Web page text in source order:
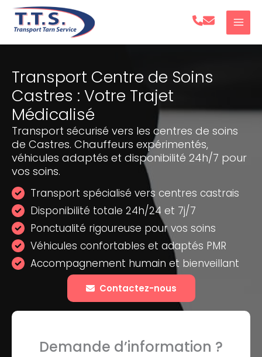
Aller
Transport Centre de Soins
Castres : Votre Trajet
Médicalisé
Transport sécurisé vers les centres de soins
de Castres. Chauffeurs expérimentés,
véhicules adaptés et disponibilité 24h/7 pour
vos soins.
Transport spécialisé vers centres castrais
Disponibilité totale 24h/24 et 7j/7
Ponctualité rigoureuse pour vos soins
Véhicules confortables et adaptés PMR
Accompagnement humain et bienveillant
Contactez-nous
Demande d’information ?